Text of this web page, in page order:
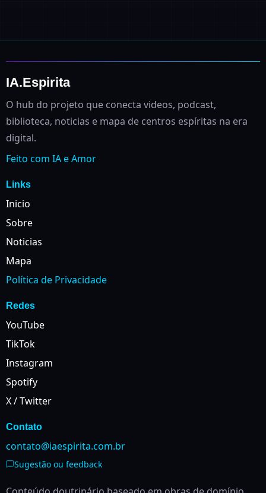
IA.Espirita
O hub do projeto que conecta videos, podcast,
biblioteca, noticias e mapa de centros espíritas na era
digital.
Feito com IA e Amor
Links
Inicio
Sobre
Noticias
Mapa
Política de Privacidade
Redes
YouTube
TikTok
Instagram
Spotify
X / Twitter
Contato
contato@iaespirita.com.br
Sugestão ou feedback